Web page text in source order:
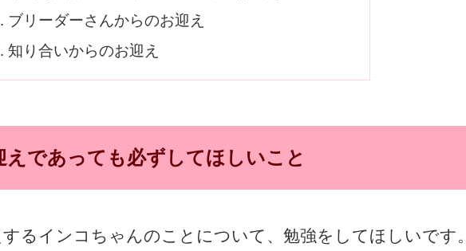
ブリーダーさんからのお迎え
知り合いからのお迎え
えであっても必ずしてほしいこと
るインコちゃんのことについて、勉強をしてほしいです。